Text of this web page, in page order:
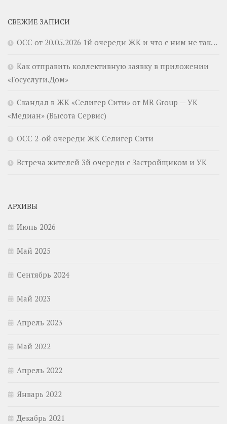
СВЕЖИЕ ЗАПИСИ
ОСС от 20.05.2026 1й очереди ЖК и что с ним не так…
Как отправить коллективную заявку в приложении
«Госуслуги.Дом»
Скандал в ЖК «Селигер Сити» от MR Group — УК
«Медиан» (Высота Сервис)
ОСС 2-ой очереди ЖК Селигер Сити
Встреча жителей 3й очереди с Застройщиком и УК
АРХИВЫ
Июнь 2026
Май 2025
Сентябрь 2024
Май 2023
Апрель 2023
Май 2022
Апрель 2022
Январь 2022
Декабрь 2021